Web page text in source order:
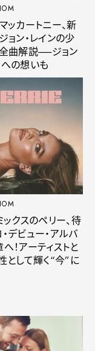
ッカートニー、新
ョン・レインの少
曲解説──ジョン
の想いも
ックスのペリー、待
デビュー・アルバ
！アーティストと
として輝く“今”に